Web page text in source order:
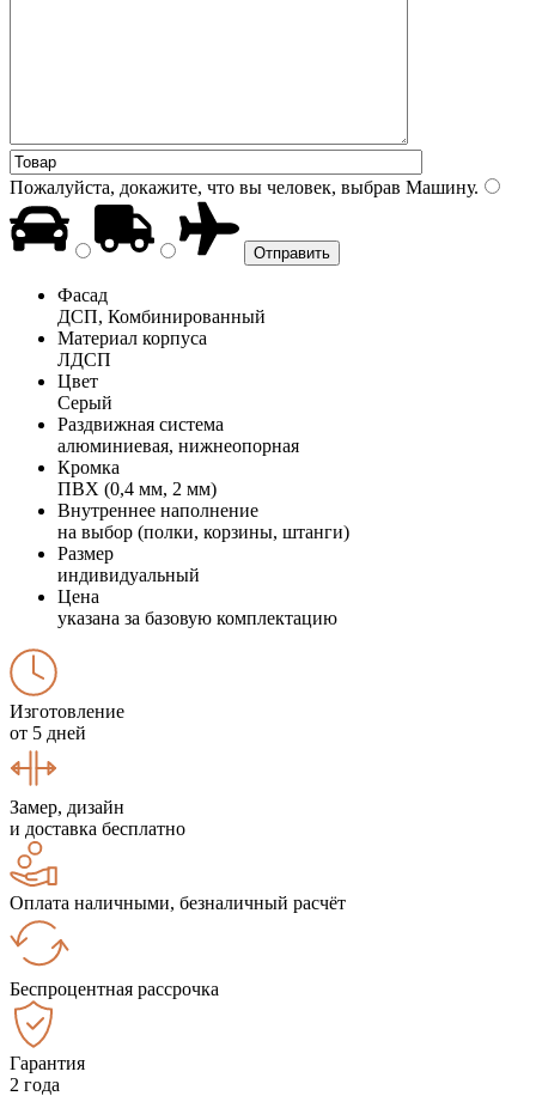
Пожалуйста, докажите, что вы человек, выбрав Машину.
Фасад
ДСП, Комбинированный
Материал корпуса
ЛДСП
Цвет
Серый
Раздвижная система
алюминиевая, нижнеопорная
Кромка
ПВХ (0,4 мм, 2 мм)
Внутреннее наполнение
на выбор (полки, корзины, штанги)
Размер
индивидуальный
Цена
указана за базовую комплектацию
Изготовление
от 5 дней
Замер, дизайн
и доставка бесплатно
Оплата наличными, безналичный расчёт
Беспроцентная рассрочка
Гарантия
2 года